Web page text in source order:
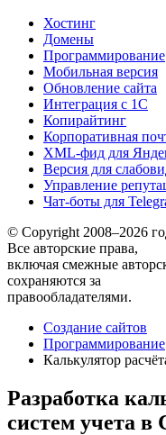
Хостинг
Домены
Программирование
Мобильная версия
Обновление сайта
Интеграция с 1С
Копирайтинг
Корпоративная
XML-фид для
Версия для
Управление
Чат-боты для
© Copyright 2008–2026
Все авторские права,
включая смежные
сохраняются за
правообладателями.
Создание сайтов
Программирование
Калькулятор
Разработка
систем учета в